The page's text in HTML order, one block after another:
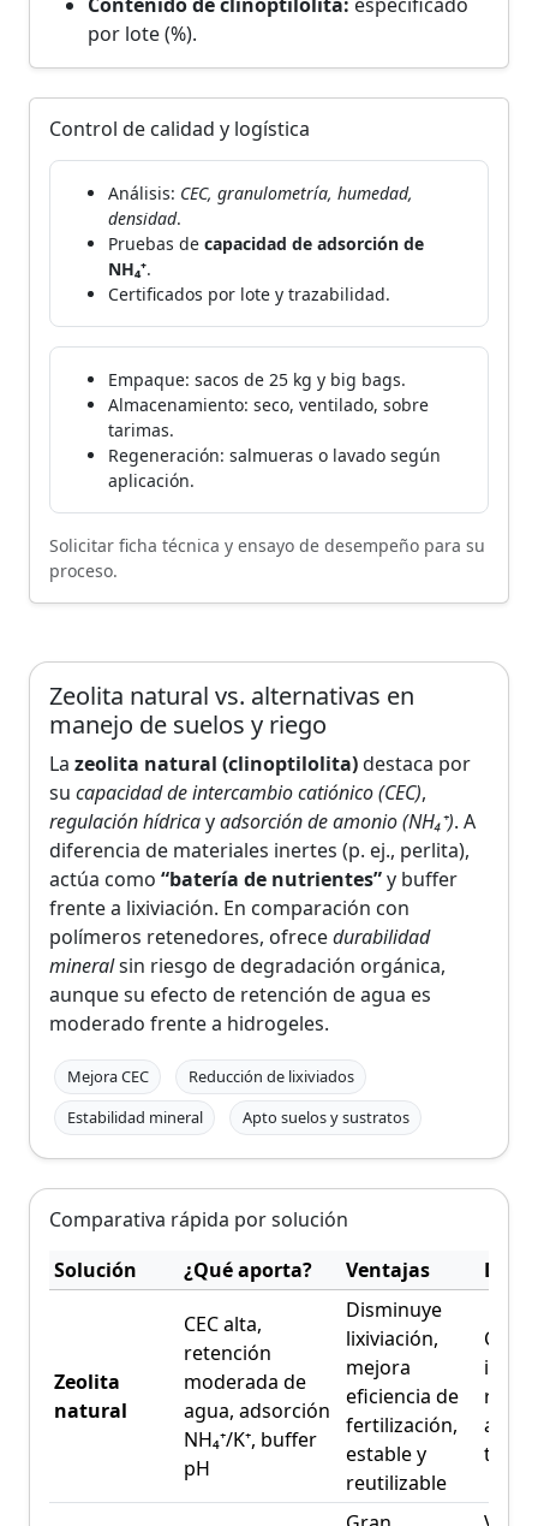
por lote (%).
Control de calidad y logística
Análisis: CEC, granulometría, humedad,
densidad.
Pruebas de capacidad de adsorción de
NH₄⁺.
Certificados por lote y trazabilidad.
Empaque: sacos de 25 kg y big bags.
Almacenamiento: seco, ventilado, sobre
tarimas.
Regeneración: salmueras o lavado según
aplicación.
Solicitar ficha técnica y ensayo de desempeño para su
proceso.
Zeolita natural vs. alternativas en
manejo de suelos y riego
La zeolita natural (clinoptilolita)destaca por
su capacidad de intercambio catiónico (CEC),
regulación hídricayadsorción de amonio (NH₄⁺). A
diferencia de materiales inertes (p. ej., perlita),
actúa como “batería de nutrientes”y buffer
frente a lixiviación. En comparación con
polímeros retenedores, ofrecedurabilidad
mineralsin riesgo de degradación orgánica,
aunque su efecto de retención de agua es
moderado frente a hidrogeles.
Mejora CEC
Reducción de lixiviados
Estabilidad mineral
Apto suelos y sustratos
Comparativa rápida por solución
Solución
¿Qué aporta? Ventajas
Zeolita
natural
CEC alta,
retención
moderada de
agua, adsorción
NH₄⁺/K⁺, buffer
pH
Disminuye
lixiviación,
mejora
eficiencia de
fertilización,
estable y
reutilizable